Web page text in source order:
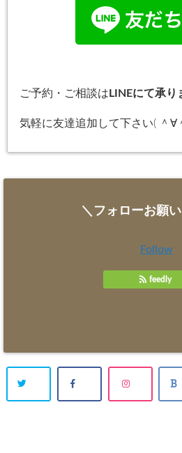
ご予約・ご相談は LINEにて承り
気軽に友達追加して下さい( ＾∀
＼フォローお願
Follow
feedly